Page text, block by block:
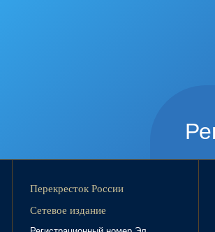
Перекресток России
Сетевое издание